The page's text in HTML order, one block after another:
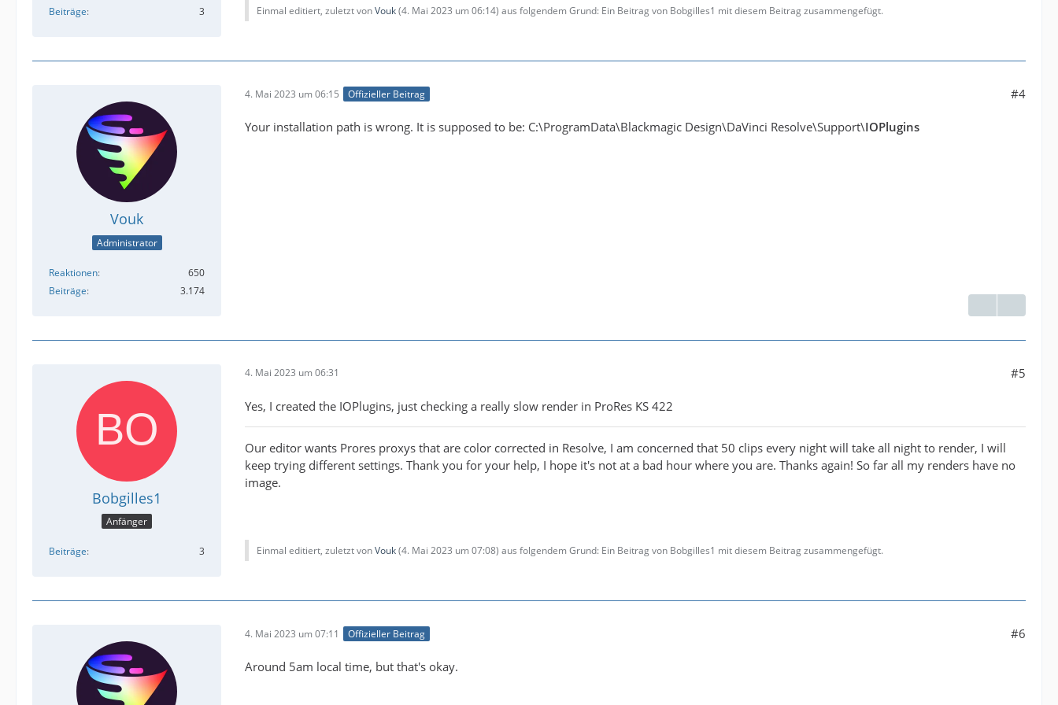
Beiträge 3 Einmal editiert, zuletzt vonVouk(4. Mai 2023 um 06:14) aus folgendem Grund: Ein Beitrag von Bobgilles1 mit diesem Beitrag zusammengefügt.
Vouk
Administrator
Reaktionen
650
Beiträge
3.174
4. Mai 2023 um 06:15 Offizieller Beitrag #4
Your installation path is wrong. It is supposed to be: C:\ProgramData\Blackmagic Design\DaVinci Resolve\Support\IOPlugins
Bobgilles1
Anfänger
Beiträge 3
4. Mai 2023 um 06:31 #5
Yes, I created the IOPlugins, just checking a really slow render in ProRes KS 422
Our editor wants Prores proxys that are color corrected in Resolve, I am concerned that 50 clips every night will take all night to render, I will
keep trying different settings. Thank you for your help, I hope it's not at a bad hour where you are. Thanks again! So far all my renders have no
image.
Einmal editiert, zuletzt vonVouk(4. Mai 2023 um 07:08) aus folgendem Grund: Ein Beitrag von Bobgilles1 mit diesem Beitrag zusammengefügt.
4. Mai 2023 um 07:11 Offizieller Beitrag #6
Around 5am local time, but that's okay.